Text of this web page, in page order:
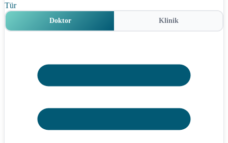
Tür
Doktor Klinik